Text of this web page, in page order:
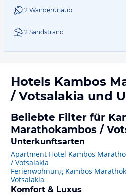
2 Wanderurlaub
2 Sandstrand
Hotels Kambos
/ Votsalakia und
Beliebte Filter für
Marathokambos /
Unterkunftsarten
Apartment Hotel Kambos
/ Votsalakia
Ferienwohnung Kambos
Votsalakia
Komfort & Luxus